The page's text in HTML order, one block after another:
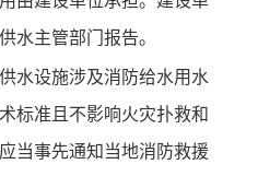
水主管部门报告。
水设施涉及消防给水用水
标准且不影响火灾扑救和
当事先通知当地消防救援